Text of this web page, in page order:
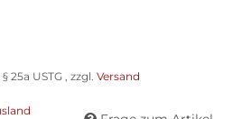
USTG , zzgl. Versand